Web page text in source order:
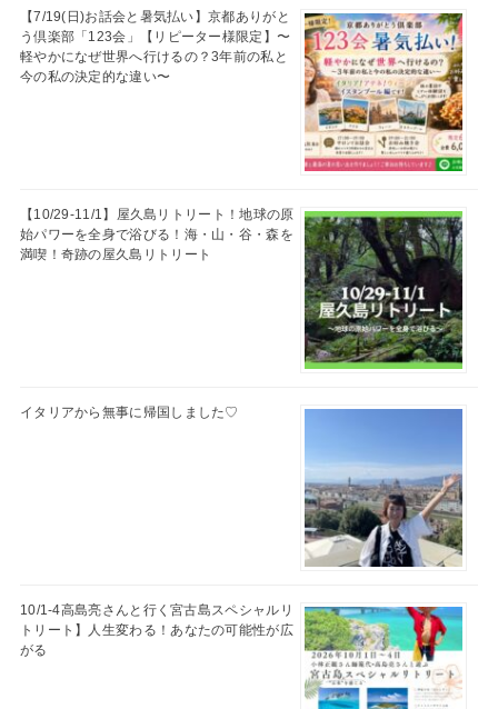
【7/19(日)お話会と暑気払い】京都ありがと
う倶楽部「123会」【リピーター様限定】〜
軽やかになぜ世界へ行けるの？3年前の私と
今の私の決定的な違い〜
【10/29-11/1】屋久島リトリート！地球の原
始パワーを全身で浴びる！海・山・谷・森を
満喫！奇跡の屋久島リトリート
イタリアから無事に帰国しました♡
10/1-4高島亮さんと行く宮古島スペシャルリ
トリート】人生変わる！あなたの可能性が広
がる